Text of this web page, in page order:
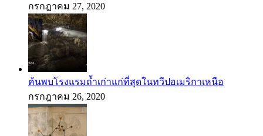
กรกฎาคม 27, 2020
ค้นพบโรงแรมถ้ำเก่าแก่ที่สุดในทวีปอเมริกาเหนือ
กรกฎาคม 26, 2020